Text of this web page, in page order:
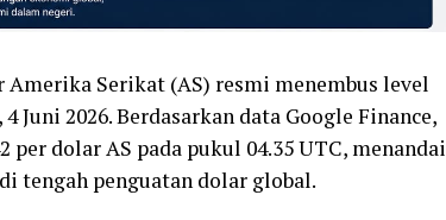
Serikat (AS) resmi menembus level
Juni 2026. Berdasarkan data Google Finance,
dolar AS pada pukul 04.35 UTC, menandai
tengah penguatan dolar global.